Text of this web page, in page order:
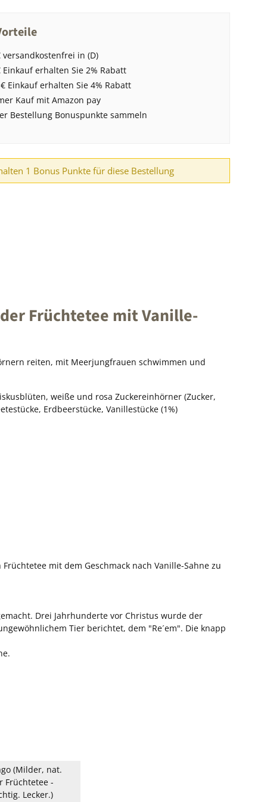
versandkostenfrei in (D)
Einkauf erhalten Sie 2% Rabatt
Einkauf erhalten Sie 4% Rabatt
Kauf mit Amazon pay
Bestellung Bonuspunkte sammeln
1 Bonus Punkte für diese Bestellung
Früchtetee mit Vanille-
reiten, mit Meerjungfrauen schwimmen und
weiße und rosa Zuckereinhörner (Zucker,
Erdbeerstücke, Vanillestücke (1%)
mit dem Geschmack nach Vanille-Sahne zu
Drei Jahrhunderte vor Christus wurde der
Tier berichtet, dem "Re´em". Die knapp